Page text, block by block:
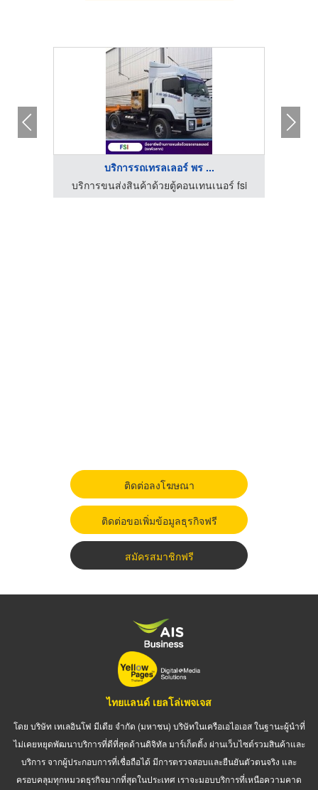
บริการรถเทรลเลอร์ พร ...
บริการขนส่งสินค้าด้วยตู้คอนเทนเนอร์ fsi
ติดต่อลงโฆษณา
ติดต่อขอเพิ่มข้อมูลธุรกิจฟรี
สมัครสมาชิกฟรี
ไทยแลนด์ เยลโล่เพจเจส
โดย บริษัท เทเลอินโฟ มีเดีย จำกัด (มหาชน) บริษัทในเครือเอไอเอส ในฐานะผู้นำที่
ไม่เคยหยุดพัฒนาบริการที่ดีที่สุดด้านดิจิทัล มาร์เก็ตติ้ง ผ่านเว็บไซต์รวมสินค้าและ
บริการ จากผู้ประกอบการที่เชื่อถือได้ มีการตรวจสอบและยืนยันตัวตนจริง และ
ครอบคลุมทุกหมวดธุรกิจมากที่สุดในประเทศ เราจะมอบบริการที่เหนือความคาด